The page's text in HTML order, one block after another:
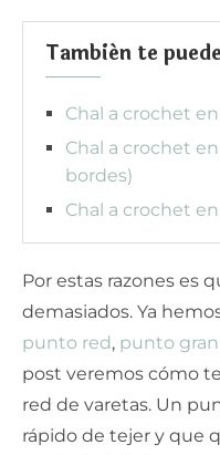
También te
Chal a crochet
Chal a crochet
bordes)
Chal a crochet
Por estas razones es
demasiados. Ya
punto red , punto
post veremos cómo
red de varetas. Un
rápido de tejer y que